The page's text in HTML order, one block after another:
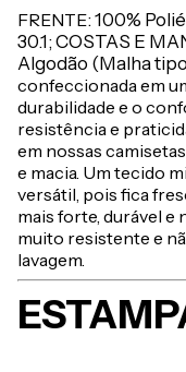
FRENTE: 100%
30.1; COSTAS E
Algodão (Malha tipo
confeccionada em
durabilidade e o
resistência e
em nossas
e macia. Um tecido
versátil, pois fica
mais forte, durável e
muito resistente e
lavagem.